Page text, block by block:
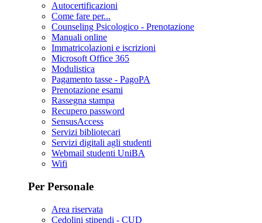
Autocertificazioni
Come fare per...
Counseling Psicologico - Prenotazione
Manuali online
Immatricolazioni e iscrizioni
Microsoft Office 365
Modulistica
Pagamento tasse - PagoPA
Prenotazione esami
Rassegna stampa
Recupero password
SensusAccess
Servizi bibliotecari
Servizi digitali agli studenti
Webmail studenti UniBA
Wifi
Per Personale
Area riservata
Cedolini stipendi - CUD